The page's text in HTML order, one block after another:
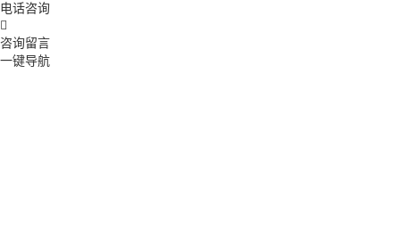
电话咨询

咨询留言
一键导航